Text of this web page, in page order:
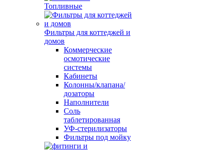
Топливные
Фильтры для коттеджей и
домов
Коммерческие
осмотические
системы
Кабинеты
Колонны/клапана/
дозаторы
Наполнители
Соль
таблетированная
УФ-стерилизаторы
Фильтры под мойку